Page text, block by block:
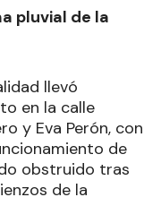
pluvial de la
llevó
en la calle
y Eva Perón, con
de
obstruido tras
de la